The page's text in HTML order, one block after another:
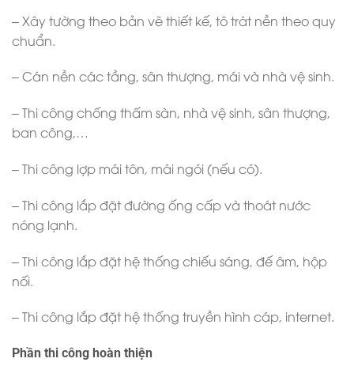
– Xây tường theo bản vẽ thiết kế, tô trát nền theo quy
chuẩn.
– Cán nền các tầng, sân thượng, mái và nhà vệ sinh.
– Thi công chống thấm sàn, nhà vệ sinh, sân thượng,
ban công,…
– Thi công lợp mái tôn, mái ngói (nếu có).
– Thi công lắp đặt đường ống cấp và thoát nước
nóng lạnh.
– Thi công lắp đặt hệ thống chiếu sáng, đế âm, hộp
nối.
– Thi công lắp đặt hệ thống truyền hình cáp, internet.
Phần thi công hoàn thiện